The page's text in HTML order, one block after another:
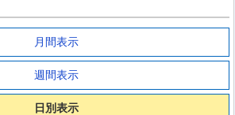
月間表示
週間表示
日別表示